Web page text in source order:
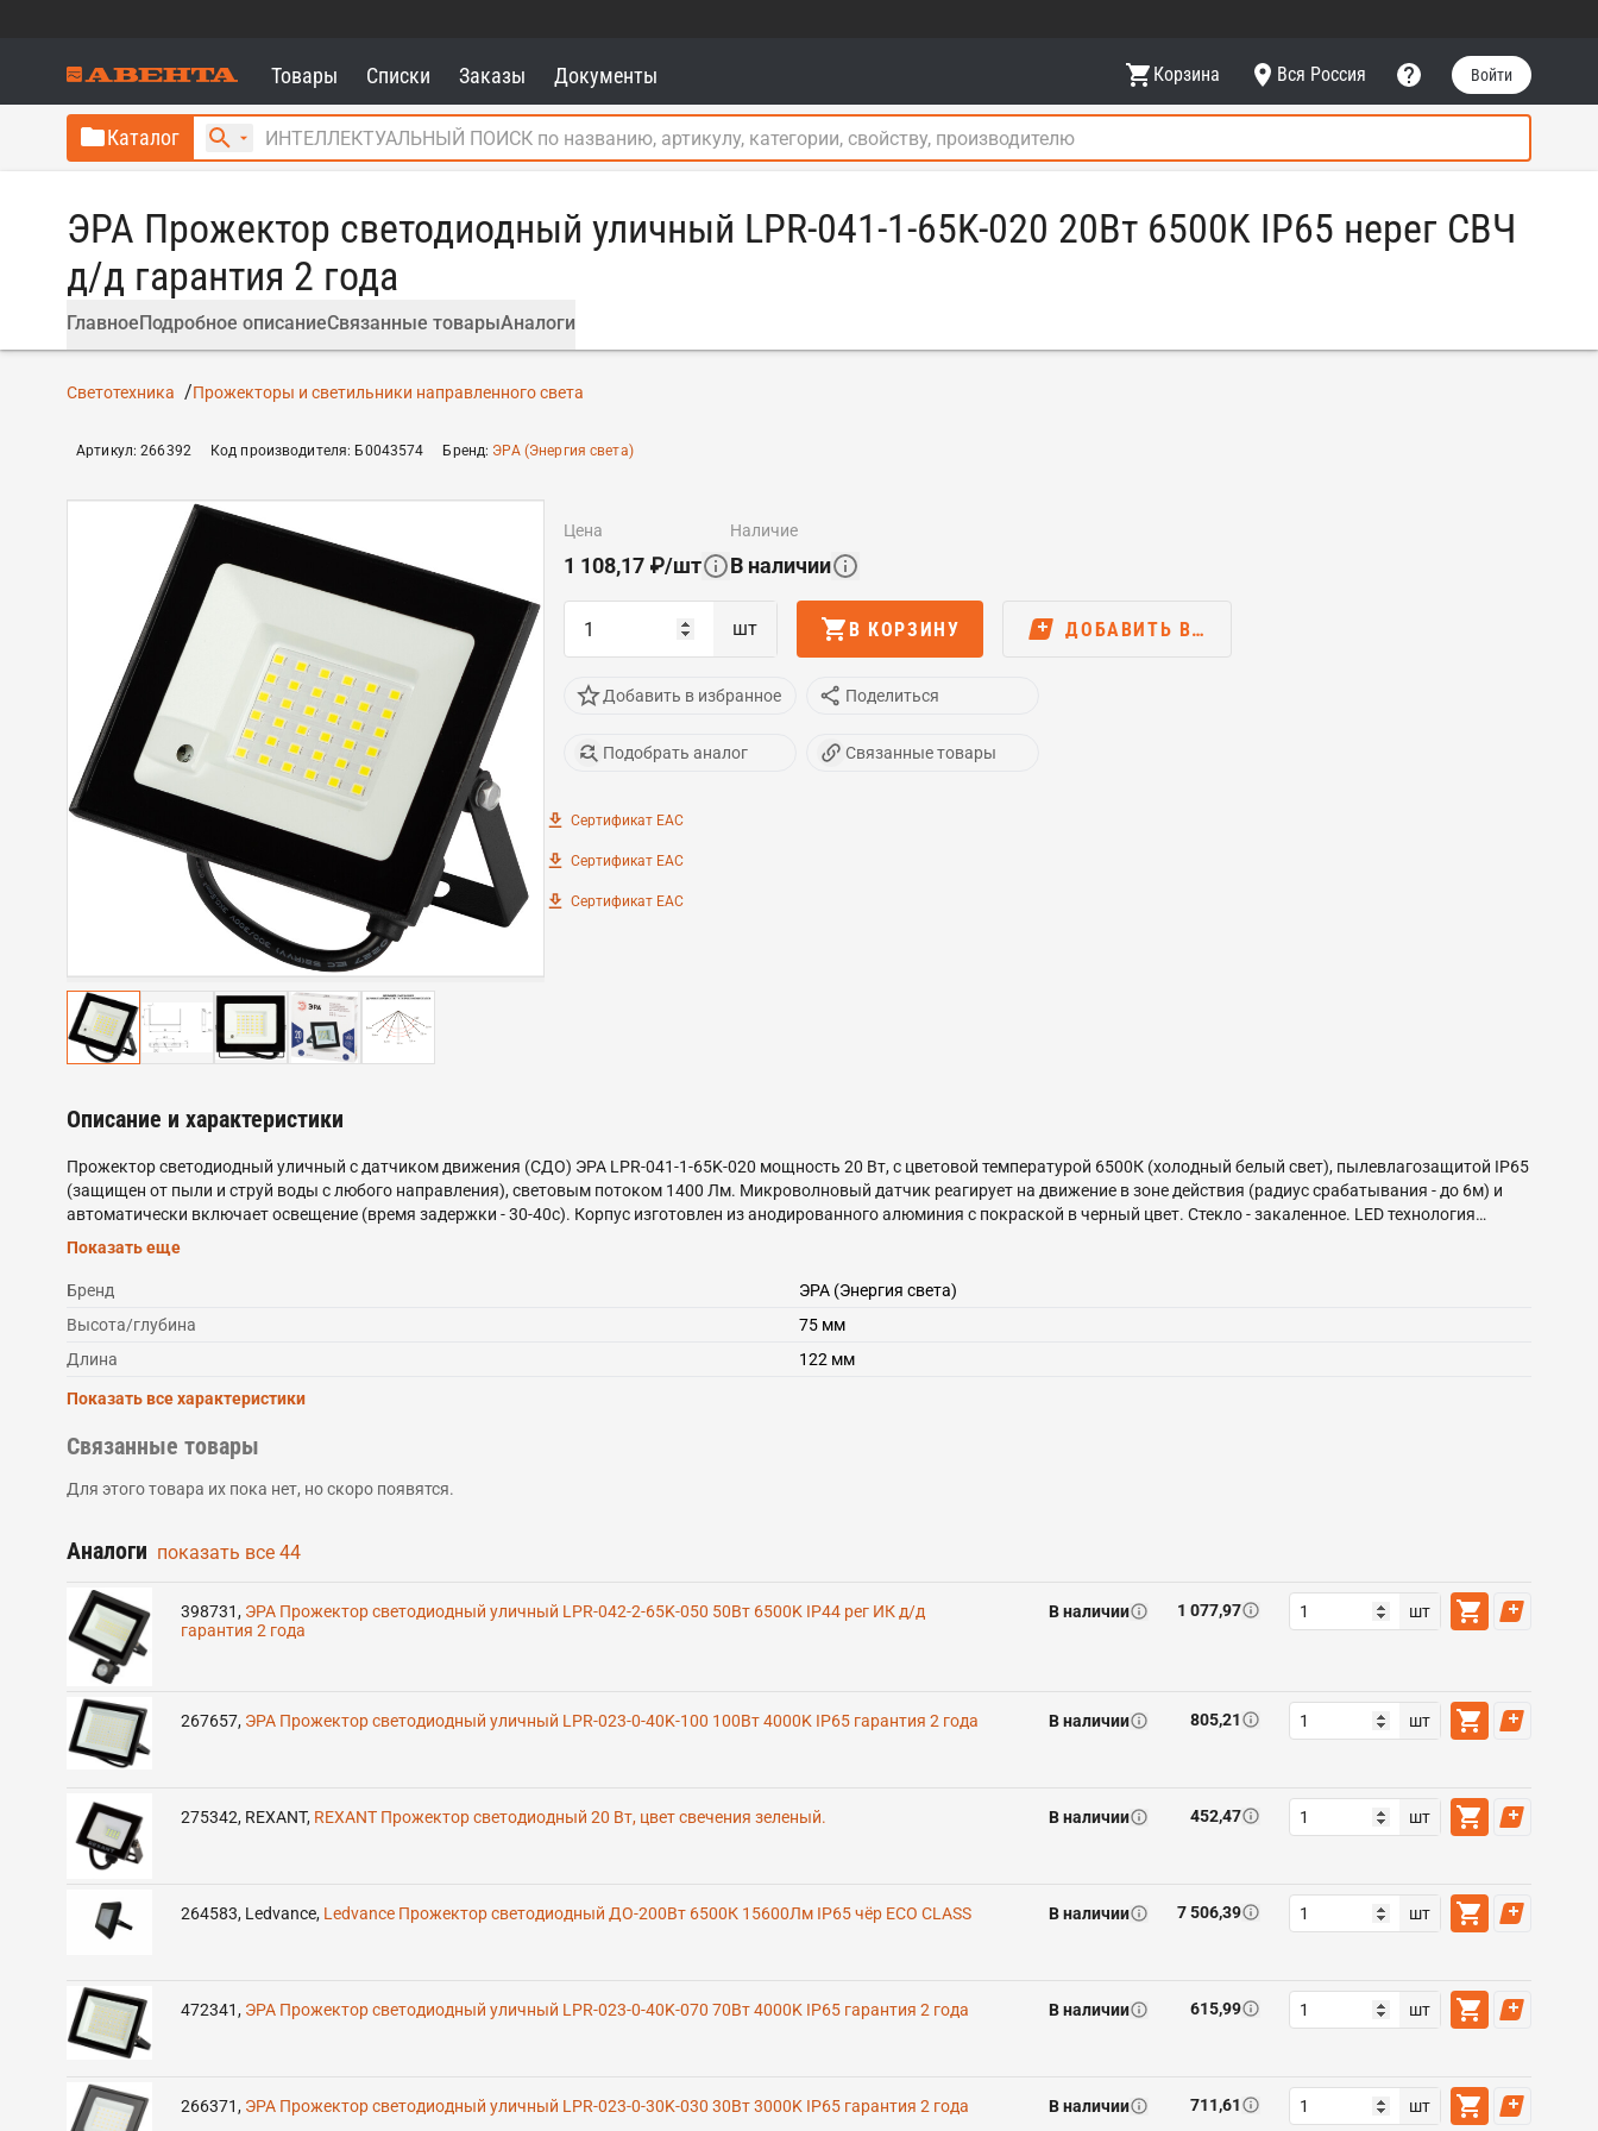
Товары Списки Заказы Документы Корзина Вся Россия Войти
Каталог
ЭРА Прожектор светодиодный уличный LPR-041-1-65K-020 20Вт 6500K IP65 нерег СВЧ
д/д гарантия 2 года
ГлавноеПодробное описаниеСвязанные товарыАналоги
Светотехника Прожекторы и светильники направленного света
Артикул:266392 Код производителя: Б0043574 Бренд: ЭРА (Энергия света)
цена
1 108,17 ₽/шт
наличие
В наличии
шт В КОРЗИНУ ДОБАВИТЬ В…
Добавить в избранное Поделиться
Подобрать аналог Связанные товары
Сертификат EAC
Сертификат EAC
Сертификат EAC
Описание и характеристики
Прожектор светодиодный уличный с датчиком движения (СДО) ЭРА LPR-041-1-65K-020 мощность 20 Вт, с цветовой температурой 6500К (холодный белый свет), пылевлагозащитой IP65
(защищен от пыли и струй воды с любого направления), световым потоком 1400 Лм. Микроволновый датчик реагирует на движение в зоне действия (радиус срабатывания - до 6м) и
автоматически включает освещение (время задержки - 30-40с). Корпус изготовлен из анодированного алюминия с покраской в черный цвет. Стекло - закаленное. LED технология
обеспечивает длительный срок службы и экономию электроэнергии. Светильник работает в широком диапазоне рабочих напряжений - 200-240В, а также широком диапазоне
температу от -45 до +40 - подходит как для внутреннего, так и наружного применения. Предназначен как для промышленного, так и для бытового освещения: дворов, подсобных
помещений, приусадебных хозяйств, билбородов, в качестве уличного фонаря.
Показать еще
Бренд
ЭРА (Энергия света)
Высота/глубина
75 мм
Длина
122 мм
Показать все характеристики
Связанные товары
Для этого товара их пока нет, но скоро появятся.
Аналоги показать все 44
398731, ЭРА Прожектор светодиодный уличный LPR-042-2-65K-050 50Вт 6500K IP44 рег ИК д/д
гарантия 2 года
В наличии 1 077,97 шт
267657, ЭРА Прожектор светодиодный уличный LPR-023-0-40K-100 100Вт 4000K IP65 гарантия 2 года В наличии 805,21 шт
275342, REXANT, REXANT Прожектор светодиодный 20 Вт, цвет свечения зеленый. В наличии 452,47 шт
264583, Ledvance, Ledvance Прожектор светодиодный ДО-200Вт 6500К 15600Лм IP65 чёр ECO CLASS В наличии 7 506,39 шт
472341, ЭРА Прожектор светодиодный уличный LPR-023-0-40K-070 70Вт 4000K IP65 гарантия 2 года В наличии 615,99 шт
266371, ЭРА Прожектор светодиодный уличный LPR-023-0-30K-030 30Вт 3000K IP65 гарантия 2 года В наличии 711,61 шт